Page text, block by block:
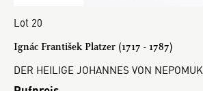
Lot 20
Ignác František Platzer (1717 - 1787)
DER HEILIGE JOHANNES VON NEPOMUK